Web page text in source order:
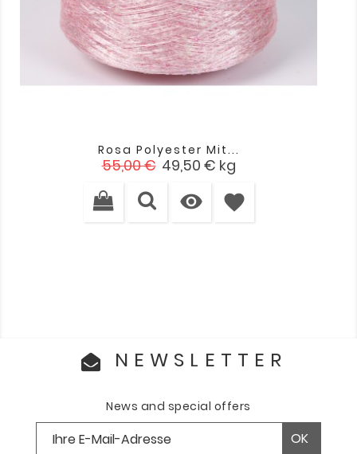
Rosa Polyester Mit...
Verkaufspreis
55,00 € Preis
49,50 € kg
 favorite
NEWSLETTER
News and special offers